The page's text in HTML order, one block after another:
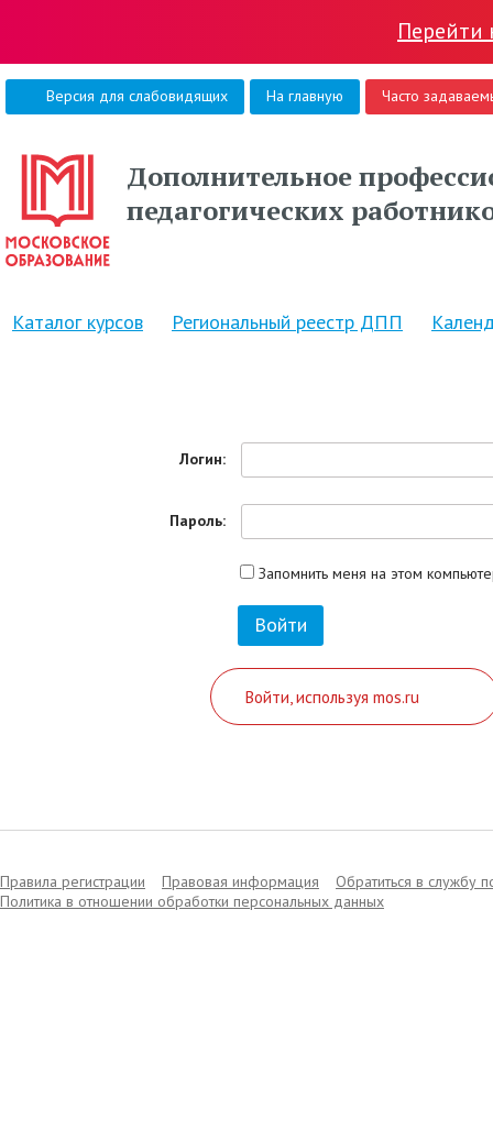
Перейти
Версия для слабовидящих На главную Часто
Дополнительное
педагогических
Каталог курсов Региональный реестр ДПП
Логин:
Пароль:
Запомнить меня на этом
Войти, используя mos.ru
Правила регистрации Правовая информация
Обратиться в службу
Политика в отношении обработки персональных данных